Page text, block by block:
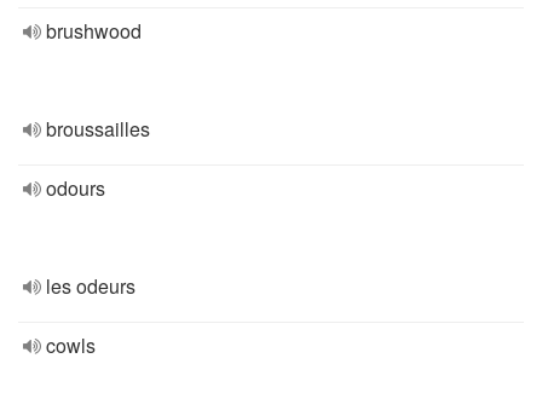
brushwood
broussailles
odours
les odeurs
cowls